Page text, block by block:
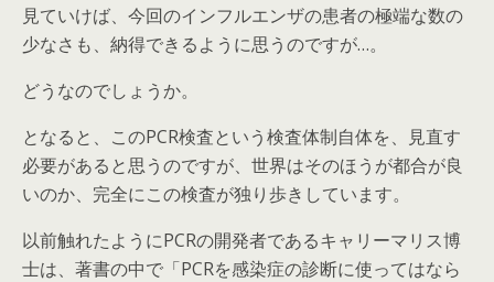
見ていけば、今回のインフルエンザの患者の極端な数の
少なさも、納得できるように思うのですが…。
どうなのでしょうか。
となると、このPCR検査という検査体制自体を、見直す
必要があると思うのですが、世界はそのほうが都合が良
いのか、完全にこの検査が独り歩きしています。
以前触れたようにPCRの開発者であるキャリーマリス博
士は、著書の中で「PCRを感染症の診断に使ってはなら